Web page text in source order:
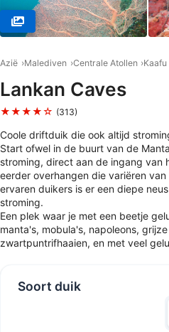
Azië Malediven Centrale Atollen Kaafu
Lankan Caves
★★★★☆ (313)
Coole driftduik die ook altijd
Start ofwel in de buurt van de
stroming, direct aan de ingang van
eerder overhangen die variëren
ervaren duikers is er een diepe
stroming.
Een plek waar je met een beetje
manta's, mobula's, napoleons,
zwartpuntrifhaaien, en met veel
Soort duik